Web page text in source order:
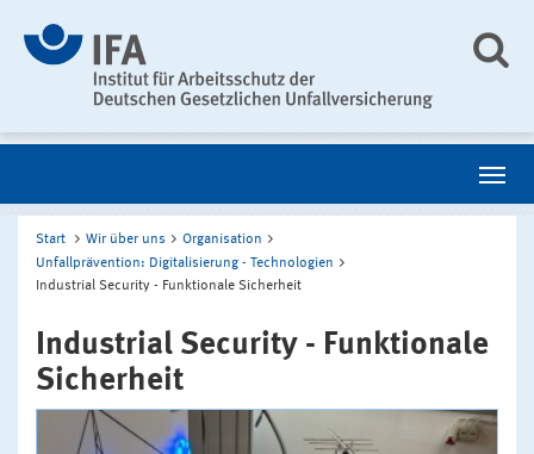
Start Wir über uns
Organisation
Unfallprävention: Digitalisierung - Technologien
Industrial Security - Funktionale Sicherheit
Industrial Security - Funktionale
Sicherheit